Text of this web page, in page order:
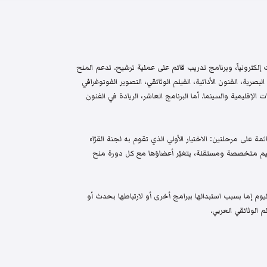
وبرنامج تدريب قائم على عملية ترشيح. تدعم المنح
الفنون الأدائية، الفيلم الوثائقي، التصوير الفوتوغرافي
والسينما. أما البرنامج العاشر، الريادة في الفنون
قائمة على مرحلتين: الاختيار الأولي الذي تقوم به لجنة القرّاء
متخصصة ومستقلة، يتغيّر أعضاؤها مع كل دورة منح
إما بسبب استبدالها ببرامج أخرى أو لارتباطها بحدث أو
الوثائقي العربي.